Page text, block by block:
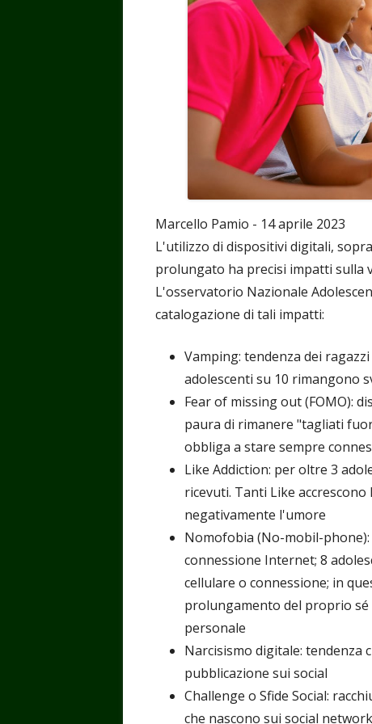
Marcello Pamio - 14 aprile 2023
L'utilizzo di dispositivi digitali,
prolungato ha precisi impatti sulla
L'osservatorio Nazionale
catalogazione di tali impatti:
Vamping: tendenza dei
adolescenti su 10 rimangono
Fear of missing out (FOMO):
paura di rimanere "tagliati
obbliga a stare sempre
Like Addiction: per oltre 3
ricevuti. Tanti Like
negativamente l'umore
Nomofobia (No-mobil-
connessione Internet; 8
cellulare o connessione; in
prolungamento del proprio sé
personale
Narcisismo digitale: tendenza
pubblicazione sui social
Challenge o Sfide Social:
che nascono sui social